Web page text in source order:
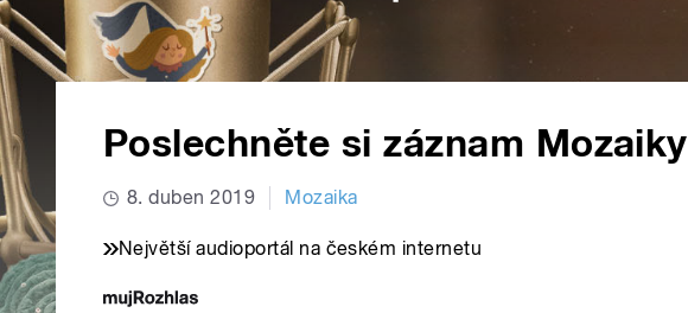
Poslechněte si záznam Mozaiky
8. duben 2019 Mozaika
Největší audioportál na českém internetu